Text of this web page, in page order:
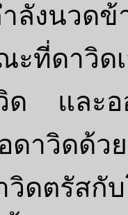
ลังนวดข้
ะที่ดาวิด
ด และ
ดาวิดด้ว
วิดตรัสกั